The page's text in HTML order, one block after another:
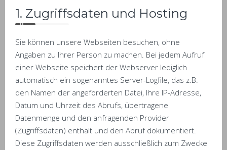
1. Zugriffsdaten und Hosting
Sie können unsere Webseiten besuchen, ohne
Angaben zu Ihrer Person zu machen. Bei jedem Aufruf
einer Webseite speichert der Webserver lediglich
automatisch ein sogenanntes Server-Logfile, das z.B.
den Namen der angeforderten Datei, Ihre IP-Adresse,
Datum und Uhrzeit des Abrufs, übertragene
Datenmenge und den anfragenden Provider
(Zugriffsdaten) enthält und den Abruf dokumentiert.
Diese Zugriffsdaten werden ausschließlich zum Zwecke